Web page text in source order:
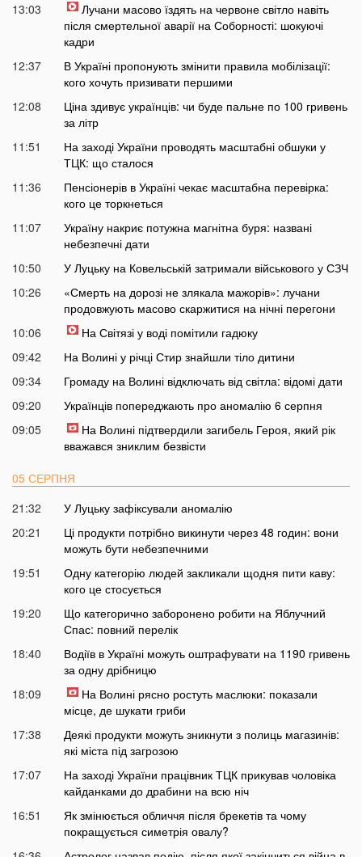
13:03
Лучани масово їздять на червоне світло навіть
після смертельної аварії на Соборності: шокуючі
кадри
12:37
В Україні пропонують змінити правила мобілізації:
кого хочуть призивати першими
12:08
Ціна здивує українців: чи буде пальне по 100 гривень
за літр
11:51
На заході України проводять масштабні обшуки у
ТЦК: що сталося
11:36
Пенсіонерів в Україні чекає масштабна перевірка:
кого це торкнеться
11:07
Україну накриє потужна магнітна буря: названі
небезпечні дати
10:50
У Луцьку на Ковельській затримали військового у СЗЧ
10:26
«Смерть на дорозі не злякала мажорів»: лучани
продовжують масово скаржитися на нічні перегони
10:06
На Світязі у воді помітили гадюку
09:42
На Волині у річці Стир знайшли тіло дитини
09:34
Громаду на Волині відключать від світла: відомі дати
09:20
Українців попереджають про аномалію 6 серпня
09:05
На Волині підтвердили загибель Героя, який рік
вважався зниклим безвісти
05 СЕРПНЯ
21:32
У Луцьку зафіксували аномалію
20:21
Ці продукти потрібно викинути через 48 годин: вони
можуть бути небезпечними
19:51
Одну категорію людей закликали щодня пити каву:
кого це стосується
19:20
Що категорично заборонено робити на Яблучний
Спас: повний перелік
18:40
Водіїв в Україні можуть оштрафувати на 1190 гривень
за одну дрібницю
18:09
На Волині рясно ростуть маслюки: показали
місце, де шукати гриби
17:38
Деякі продукти можуть зникнути з полиць магазинів:
які міста під загрозою
17:07
На заході України працівник ТЦК прикував чоловіка
кайданками до драбини на всю ніч
16:51
Як змінюється обличчя після брекетів та чому
покращується симетрія овалу?